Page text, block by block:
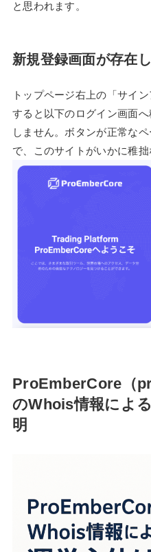
と思われます。
新規登録画面が存在
トップページ右上の「サイ
すると以下のログイン画面
しません。ボタンが正常な
で、このサイトがいかに稚拙
ProEmberCore（
のWhois情報によ
明